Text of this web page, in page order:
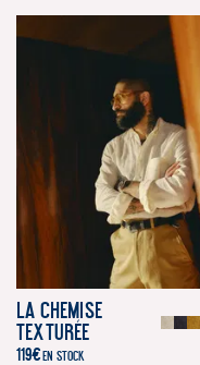
La Chemise
Texturée
119€ EN STOCK